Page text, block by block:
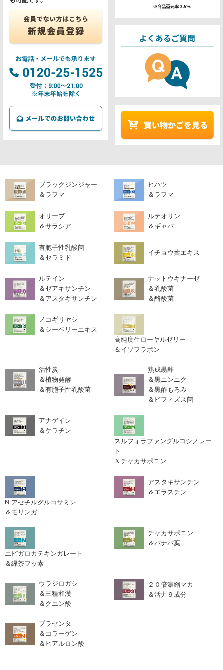
ブラックジンジャー
＆ラフマ
ヒハツ
＆ラフマ
オリーブ
＆サラシア
ルテオリン
＆ギャバ
有胞子性乳酸菌
＆セラミド
イチョウ葉エキス
ルテイン
＆ゼアキサンチン
＆アスタキサンチン
ナットウキナーゼ
＆乳酸菌
＆酪酸菌
ノコギリヤシ
＆シーベリーエキス
高純度生ローヤルゼリー
＆イソフラボン
活性炭
＆植物発酵
＆有胞子性乳酸菌
熟成黒酢
＆黒ニンニク
＆黒酢もろみ
＆ビフィズス菌
アナゲイン
＆ケラチン
スルフォラファングルコシノレー
ト
＆チャカサポニン
N-アセチルグルコサミン
＆モリンガ
アスタキサンチン
＆エラスチン
エピガロカテキンガレート
＆緑茶フッ素
チャカサポニン
＆バナバ葉
ウラジロガシ
＆三種和漢
＆クエン酸
２０倍濃縮マカ
＆活力９成分
プラセンタ
＆コラーゲン
＆ヒアルロン酸